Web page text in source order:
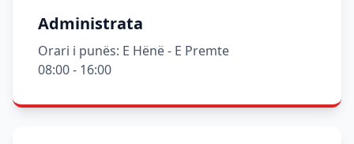
Administrata
Orari i punës: E Hënë - E Premte
08:00 - 16:00